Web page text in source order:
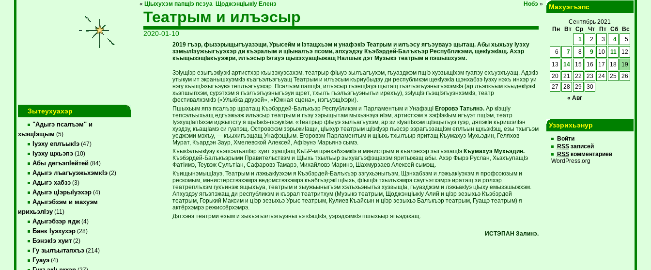
Зытеухуахэр
"Адыгэ псалъэм" и
хьэщIэщым (5)
Iуэху еплъыкIэ(47)
Iуэху щхьэпэ(10)
Абы дегъэпIейтей(84)
Адыгэ лъагъуэжьхэмкIэ(2)
Адыгэ хабзэ(3)
Адыгэ цIэрыIуэхэр(4)
Адыгэбзэм и махуэм
ирихьэлIэу(11)
Адыгэбзэр ядж(4)
Банк Iуэхухэр(28)
БэнэкIэ хуит(2)
Гу зылъытапхъэ(214)
Гуауэ(4)
« ЦIыхухэм папщIэ псэуа ЩоджэнцIыкIу Еленэ Нобэ»
Театрым и илъэсыр
2020-01-10
2019 гъэр, фызэрыщыгъуазэщи, Урысейм и Iэтащхьэм и унафэкIэ Театрым и илъэсу ягъэувауэ щытащ. Абы хыхьэу Iуэху
зэмылIэужьыгъуэхэр ди къэралым и щIыналъэ псоми, апхуэдэу Къэбэрдей-Балъкъэр Республикэми, щекIуэкIащ. Ахэр
къыщызэщIакъуэжри, илъэсыр Iэтауэ щызэхуащIыжащ Налшык дэт Музыкэ театрым и пэшышхуэм.
ЗэIущIэр езыгъэкIуэкI артистхэр къызэхуэсахэм, театрыр фIыуэ зылъагъухэм, гъуазджэм пщIэ хуэзыщIхэм гуапэу ехъуэхъуащ. АдэкIэ
утыкум ит экранышхуэмкIэ къагъэлъэгъуащ Театрым и илъэсым къриубыдэу ди республикэм щекIуэкIа щэнхабзэ Iуэху нэхъ инхэр уи
нэгу къыщIэзыгъэувэ теплъэгъуэхэр. Псалъэм папщIэ, илъэсыр гъэнщIауэ щытащ гъэлъэгъуэныгъэхэмкIэ (ар лъэпкъым къыдекIуэкI
хьэпшыпхэм, сурэтхэм я гъэлъэгъуэныгъэуи щрет, тхылъ гъэлъэгъуэныгъи ирехъу), зэIущIэ гъэщIэгъуэнхэмкIэ, театр
фестивалхэмкIэ («Улыбка друзей», «Южная сцена», нэгъуэщIхэри).
Пшыхьым япэ псалъэр щратащ Къэбэрдей-Балъкъэр Республикэм и Парламентым и УнафэщI Егоровэ Татьянэ.Ар кIэщIу
тепсэлъыхьащ едгъэжьэж илъэсыр театрым и гъэу зэрыщытам мыхьэнэуэ иIэм, артистхэм я зэфIэкIым игъуэт пщIэм, театр
IуэхущIапIэхэм иджыпсту я щыIэкIэ-псэукIэм. «Театрыр фIыуэ зылъагъухэм, ар зи кIуапIэхэм щIэщыгъуэ гуэр, дяпэкIи къришэлIэн
хуэдэу, къащIамэ си гуапэщ. Островскэм зэрыжиIащи, цIыхур театрым щIэкIуэр пьесэр зэрагъэзащIэм еплъын щхьэкIэщ, езы тхыгъэм
уеджэми мэхъу, — къыхигъэщащ УнафэщIым. Егоровэм Парламентым и щIыхь тхылъыр яритащ Къумахуэ Мухьэдин, Геляхов
Мурат, Къардэн Заур, Хмелевской Алексей, АфIэунэ Марьянэ сымэ.
КъыкIэлъыкIуэу къэпсэлъапIэр хуит хуащIащ КъБР-м щэнхабзэмкIэ и министрым и къалэнхэр зыгъэзащIэ Къумахуэ Мухьэдин.
Къэбэрдей-Балъкъэрыми Правительствэм и ЩIыхь тхылъыр зыхуагъэфэщахэм яритыжащ абы. Ахэр Фырэ Руслан, ХьэхъупащIэ
ФатIимэ, Теувэж СулътIан, Сафаровэ Тамарэ, Михайловэ Маринэ, Шахмурзаев Алексей сымэщ.
КъищынэмыщIауэ, Театрым и лэжьакIуэхэм я Къэбэрдей-Балъкъэр зэгухьэныгъэм, Щэнхабзэм и лэжьакIуэхэм я профсоюзым и
рескомым, министерствэхэмрэ ведомствэхэмрэ къабгъэдэкI щIыхь, фIыщIэ тхылъхэмрэ саугъэтхэмрэ иратащ зи ролхэр
театреплъхэм гукъинэж ящыхъуа, театрым и зыужьыныгъэм хэлъхьэныгъэ хуэзыщIа, гъуазджэм и лэжьакIуэ цIыху емызэшыжхэм.
Апхуэдэу ягъэпэжащ ди республикэм и къэрал театритхум (Музыкэ театрым, ЩоджэнцIыкIу Алий и цIэр зезыхьэ Къэбэрдей
театрым, Горький Максим и цIэр зезыхьэ Урыс театрым, Кулиев Къайсын и цIэр зезыхьэ Балъкъэр театрым, Гуащэ театрым) я
актёрхэмрэ режиссёрхэмрэ.
Дэтхэнэ театрми езым и зыкъэгъэлъэгъуэныгъэ кIэщIкIэ, уэрэдхэмкIэ пшыхьыр ягъэдэхащ.
ИСТЭПАН Залинэ.
Махуэгъэпс
Сентябрь 2021
Пн
Вт Ср Чт Пт Сб Вс
« Авг
1 2 3 4 5
6 7 8 9 10 11 12
13 14 15 16 17 18
19
20
21 22 23 24 25
26
27
28 29 30
Узэрихьэнур
Войти
RSSзаписей
RSSкомментариев
WordPress.org